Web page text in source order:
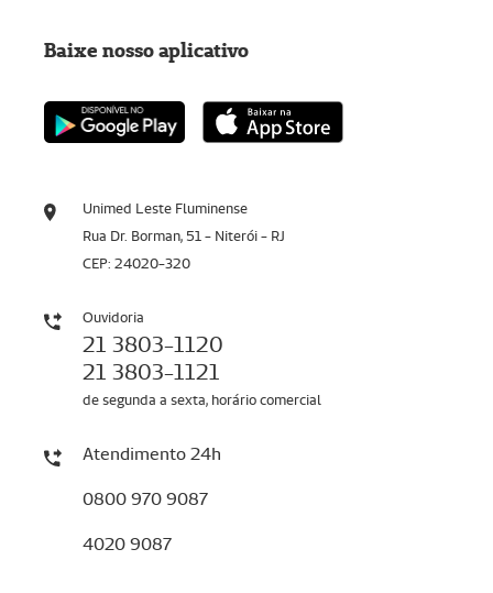
Unimed Leste Fluminense
Rua Dr. Borman, 51 - Niterói - RJ
CEP: 24020-320
Ouvidoria
21 3803-1120
21 3803-1121
de segunda a sexta, horário comercial
Atendimento 24h
0800 970 9087
4020 9087
Baixe nosso aplicativo